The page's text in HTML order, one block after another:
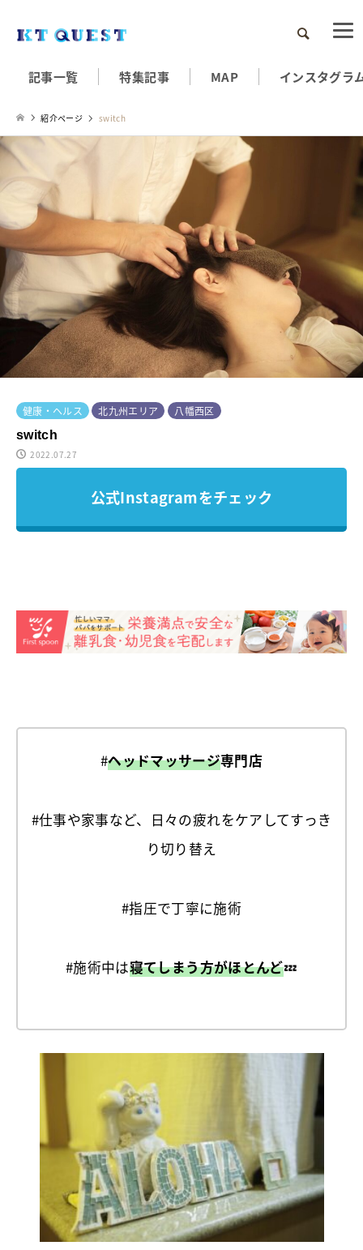
検索
記事一覧 特集記事 MAP インスタグラ
紹介ページ switch
健康・ヘルス 北九州エリア
八幡西区
switch
2022.07.27
公式Instagramをチェック
#ヘッドマッサージ専門店
#仕事や家事など、日々の疲れをケアしてすっき
り切り替え
#指圧で丁寧に施術
#施術中は寝てしまう方がほとんど💤